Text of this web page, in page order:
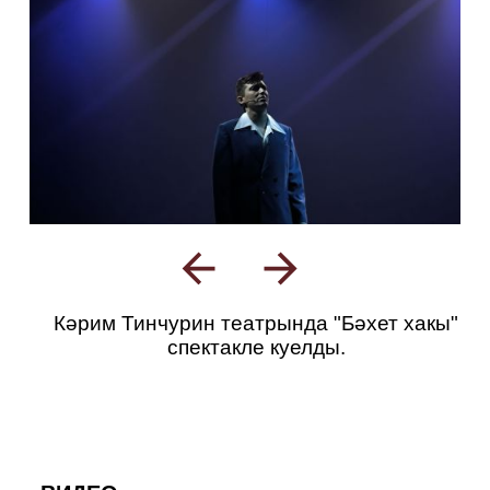
Кәрим Тинчурин театрында "Бәхет хакы"
спектакле куелды.